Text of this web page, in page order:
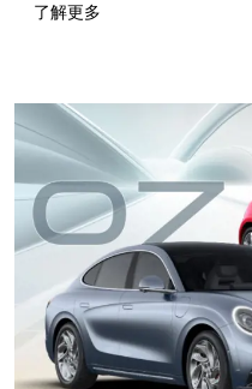
了解更多